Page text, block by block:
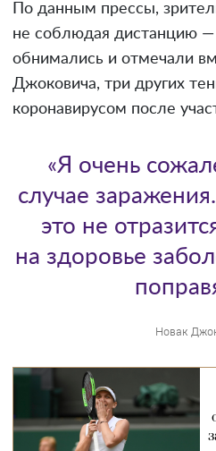
По данным прессы,
не соблюдая дистанцию
обнимались и отмечали
Джоковича, три других
коронавирусом после
Новак
«Я очень
случае
это не
на здоровье